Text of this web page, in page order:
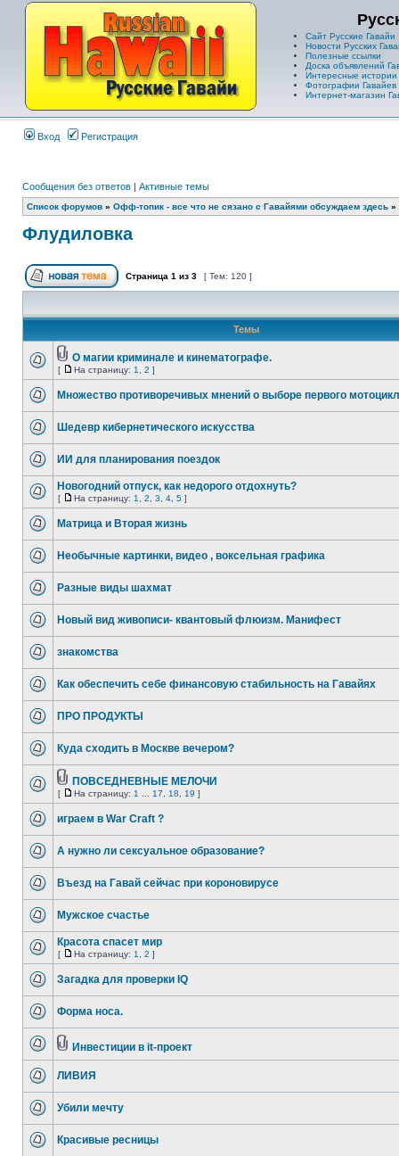
Сайт Русские Гавайи
Новости Русских
Полезные ссылки
Доска объявлений
Интересные истории
Фотографии Гавайев
Интернет-магазин
Вход Регистрация
Сообщения без ответов | Активные темы
Список форумов » Офф-топик - все что не сязано с Гавайями обсуждаем здесь »
Флудиловка
Страница 1 из 3 [ Тем: 120 ]
Темы
О магии криминале и кинематографе.
[ На страницу: 1 2 ]
Множество противоречивых мнений о выборе первого
Шедевр кибернетического искусства
ИИ для планирования поездок
Новогодний отпуск, как недорого отдохнуть?
[ На страницу: 1 2 3 4 5 ]
Матрица и Вторая жизнь
Необычные картинки, видео , воксельная графика
Разные виды шахмат
Новый вид живописи- квантовый флюизм. Манифест
знакомства
Как обеспечить себе финансовую стабильность на Гавайях
ПРО ПРОДУКТЫ
Куда сходить в Москве вечером?
ПОВСЕДНЕВНЫЕ МЕЛОЧИ
[ На страницу: 1 17 18 19 ]
играем в War Craft ?
А нужно ли сексуальное образование?
Въезд на Гавай сейчас при короновирусе
Мужское счастье
Красота спасет мир
[ На страницу: 1 2 ]
Загадка для проверки IQ
Форма носа.
Инвестиции в it-проект
ЛИВИЯ
Убили мечту
Красивые ресницы